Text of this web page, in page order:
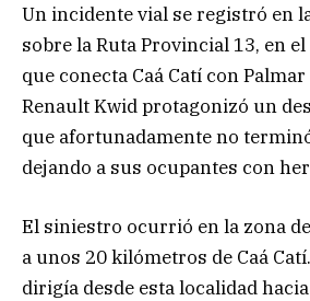
Un incidente vial se registró en
sobre la Ruta Provincial 13, en
que conecta Caá Catí con
Renault Kwid protagonizó un
que afortunadamente no
dejando a sus ocupantes con
El siniestro ocurrió en la zona
a unos 20 kilómetros de Caá
dirigía desde esta localidad